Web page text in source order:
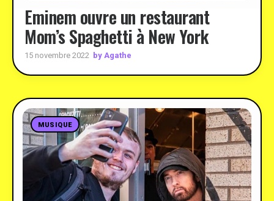
Eminem ouvre un restaurant
Mom’s Spaghetti à New York
15 novembre 2022 by Agathe
MUSIQUE